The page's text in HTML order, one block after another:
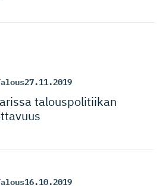
27.11.2019
talouspoli­tiikan
16.10.2019